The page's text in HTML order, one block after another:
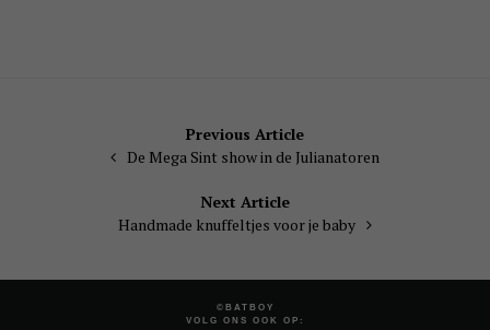
navigatie
Previous Article
De Mega Sint show in de Julianatoren
Next Article
Handmade knuffeltjes voor je baby
©BATBOY
VOLG ONS OOK OP: